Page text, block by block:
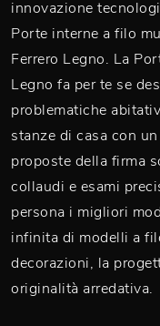
innovazione
Porte interne a filo
Ferrero Legno. La
Legno fa per te se
problematiche
stanze di casa con
proposte della firma
collaudi e esami
persona i migliori
infinita di modelli a
decorazioni, la
originalità arredativa.